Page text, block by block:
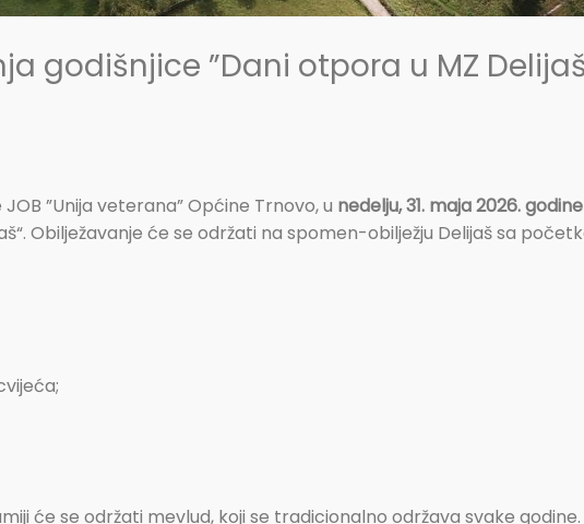
godišnjice ”Dani otpora u MZ
”Unija veterana” Općine Trnovo, u nedelju, 31. maja 2026. godine
Obilježavanje će se održati na spomen-obilježju Delijaš sa
će se održati mevlud, koji se tradicionalno održava svake godine.